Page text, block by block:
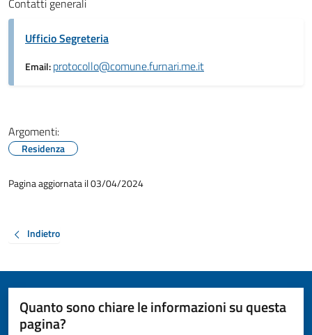
Contatti generali
Ufficio Segreteria
Email:protocollo@comune.furnari.me.it
Argomenti:
Residenza
Pagina aggiornata il 03/04/2024
Indietro
Quanto sono chiare le informazioni su questa
pagina?